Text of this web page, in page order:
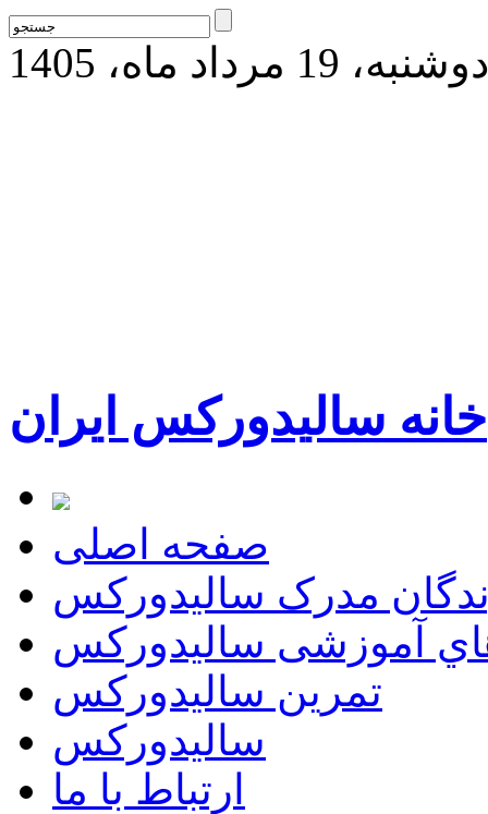
دوشنبه، 19 مرداد ماه، 1405
خانه سالیدورکس ایران
صفحه اصلی
مدرک سالیدورکس
آموزشی سالیدورکس
تمرين سالیدورکس
سالیدورکس
ارتباط با ما